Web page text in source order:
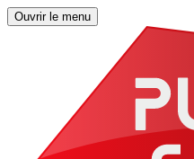
Ouvrir le menu